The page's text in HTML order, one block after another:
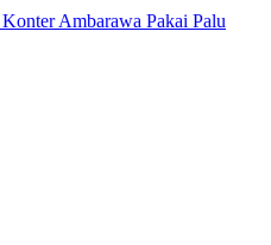
Ambarawa Pakai Palu